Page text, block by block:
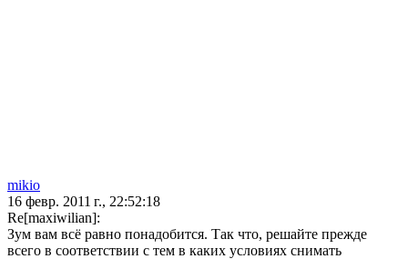
mikio
16 февр. 2011 г., 22:52:18
Re[maxiwilian]:
Зум вам всё равно понадобится. Так что, решайте прежде
всего в соответствии с тем в каких условиях снимать